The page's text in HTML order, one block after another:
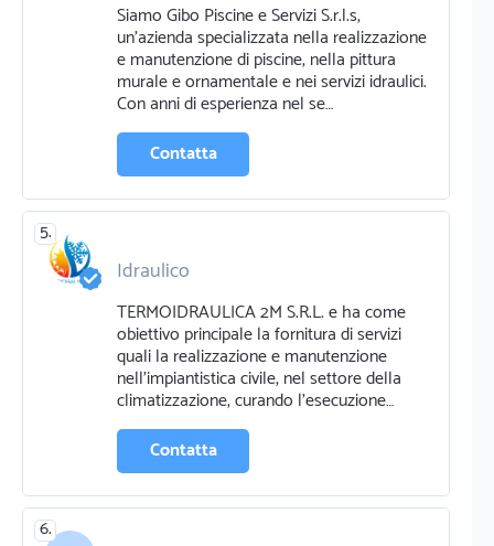
Siamo Gibo Piscine e Servizi S.r.l.s,
un'azienda specializzata nella realizzazione
e manutenzione di piscine, nella pittura
murale e ornamentale e nei servizi idraulici.
Con anni di esperienza nel se…
Contatta
5.
Idraulico
TERMOIDRAULICA 2M S.R.L. e ha come
obiettivo principale la fornitura di servizi
quali la realizzazione e manutenzione
nell’impiantistica civile, nel settore della
climatizzazione, curando l’esecuzione…
Contatta
6.